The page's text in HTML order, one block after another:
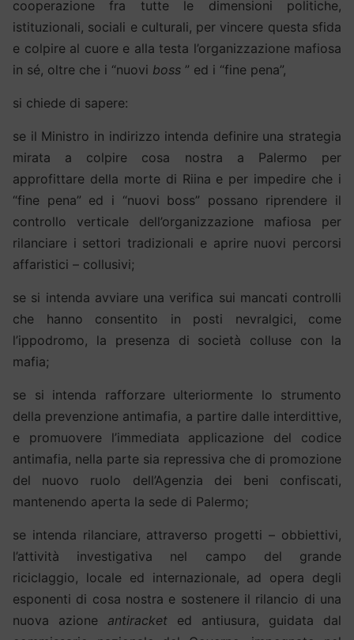
cooperazione fra tutte le dimensioni politiche,
istituzionali, sociali e culturali, per vincere questa sfida
e colpire al cuore e alla testa l’organizzazione mafiosa
in sé, oltre che i “nuovi boss ” ed i “fine pena”,
si chiede di sapere:
se il Ministro in indirizzo intenda definire una strategia
mirata a colpire cosa nostra a Palermo per
approfittare della morte di Riina e per impedire che i
“fine pena” ed i “nuovi boss” possano riprendere il
controllo verticale dell’organizzazione mafiosa per
rilanciare i settori tradizionali e aprire nuovi percorsi
affaristici – collusivi;
se si intenda avviare una verifica sui mancati controlli
che hanno consentito in posti nevralgici, come
l’ippodromo, la presenza di società colluse con la
mafia;
se si intenda rafforzare ulteriormente lo strumento
della prevenzione antimafia, a partire dalle interdittive,
e promuovere l’immediata applicazione del codice
antimafia, nella parte sia repressiva che di promozione
del nuovo ruolo dell’Agenzia dei beni confiscati,
mantenendo aperta la sede di Palermo;
se intenda rilanciare, attraverso progetti – obbiettivi,
l’attività investigativa nel campo del grande
riciclaggio, locale ed internazionale, ad opera degli
esponenti di cosa nostra e sostenere il rilancio di una
nuova azione antiracket ed antiusura, guidata dal